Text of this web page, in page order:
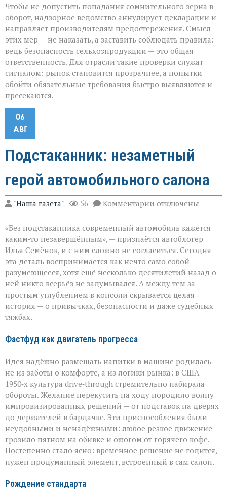
Чтобы не допустить попадания сомнительного зерна в
оборот, надзорное ведомство аннулирует декларации и
направляет производителям предостережения. Смысл
этих мер — не наказать, а заставить соблюдать правила:
ведь безопасность сельхозпродукции — это общая
ответственность. Для отрасли такие проверки служат
сигналом: рынок становится прозрачнее, а попытки
обойти обязательные требования быстро выявляются и
пресекаются.
06
АВГ
Подстаканник: незаметный
герой автомобильного салона
"Наша газета" 56 Комментарии к
записи
незаметный
герой
автомобильного
салона
отключены
«Без подстаканника современный автомобиль кажется
каким‑то незавершённым», — признаётся автоблогер
Илья Семёнов, и с ним сложно не согласиться. Сегодня
эта деталь воспринимается как нечто само собой
разумеющееся, хотя ещё несколько десятилетий назад о
ней никто всерьёз не задумывался. А между тем за
простым углублением в консоли скрывается целая
история — о привычках, безопасности и даже судебных
тяжбах.
Фастфуд как двигатель прогресса
Идея надёжно размещать напитки в машине родилась
не из заботы о комфорте, а из логики рынка: в США
1950‑х культура drive‑through стремительно набирала
обороты. Желание перекусить на ходу породило волну
импровизированных решений — от подставок на дверях
до держателей в бардачке. Эти приспособления были
неудобными и ненадёжными: любое резкое движение
грозило пятном на обивке и ожогом от горячего кофе.
Постепенно стало ясно: временное решение не годится,
нужен продуманный элемент, встроенный в сам салон.
Рождение стандарта